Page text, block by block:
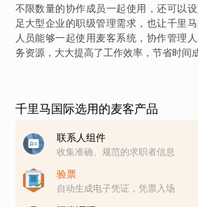
不限数量的协作成员一起使用，还可以
足大型企业的职级管理需求，也让千里
人员能够一起使用麦客系统，协作管理
务资源，大大提高了工作效率，节省时间成
千里马国际选用的麦客产品
联系人组件
收集准确、规范的求职者信息
验票
自动生成电子凭证，凭票入场